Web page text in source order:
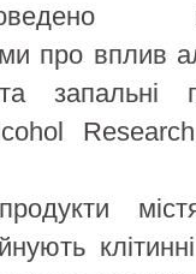
про вплив
та запальні